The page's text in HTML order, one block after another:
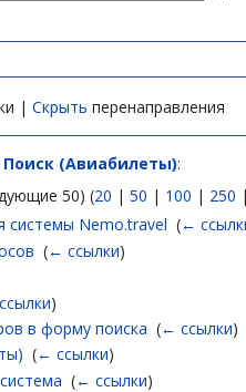
| Скрыть перенаправления
Поиск (Авиабилеты):
50) (20 | 50 | 100 | 250 |
системы Nemo.travel ‎(←
‎(← ссылки)
)
в форму поиска ‎(← ссылки)
‎(← ссылки)
‎(← ссылки)